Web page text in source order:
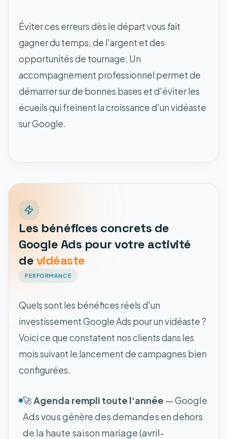
Éviter ces erreurs dès le départ vous fait
gagner du temps, de l'argent et des
opportunités de tournage. Un
accompagnement professionnel permet de
démarrer sur de bonnes bases et d'éviter les
écueils qui freinent la croissance d'un vidéaste
sur Google.
Les bénéfices concrets de
Google Ads pour votre activité
devidéaste
PERFORMANCE
Quels sont les bénéfices réels d'un
investissement Google Ads pour un vidéaste ?
Voici ce que constatent nos clients dans les
mois suivant le lancement de campagnes bien
configurées.
🚀Agenda rempli toute l'année — Google
Ads vous génère des demandes en dehors
de la haute saison mariage (avril-